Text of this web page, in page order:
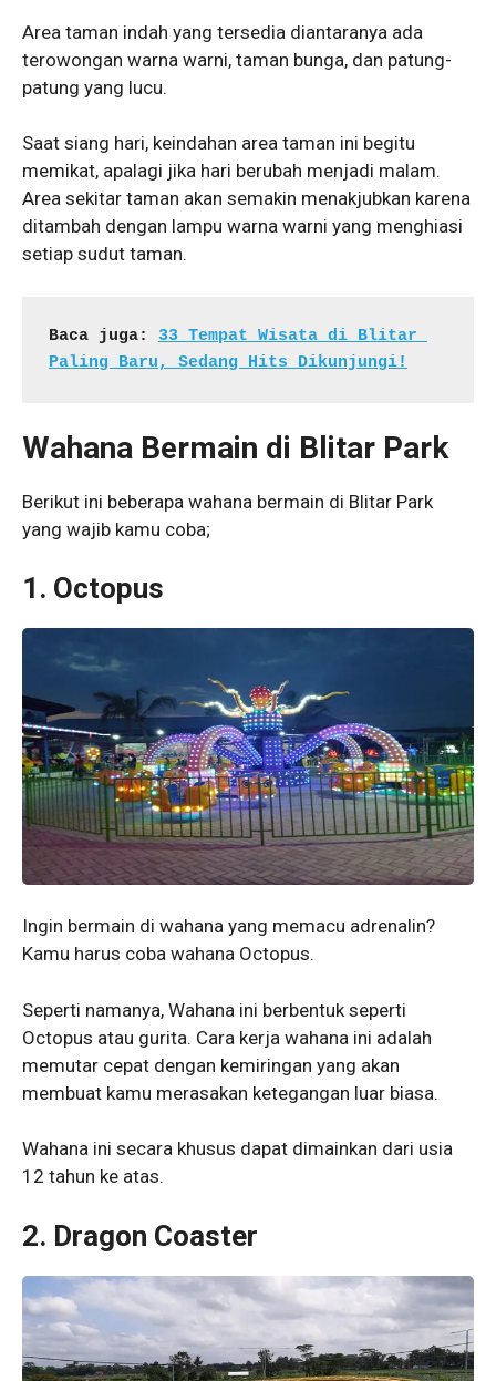
Area taman indah yang tersedia diantaranya ada
terowongan warna warni, taman bunga, dan patung-
patung yang lucu.
Saat siang hari, keindahan area taman ini begitu
memikat, apalagi jika hari berubah menjadi malam.
Area sekitar taman akan semakin menakjubkan karena
ditambah dengan lampu warna warni yang menghiasi
setiap sudut taman.
Baca juga: 33 Tempat Wisata di Blitar
Paling Baru, Sedang Hits Dikunjungi!
Wahana Bermain di Blitar Park
Berikut ini beberapa wahana bermain di Blitar Park
yang wajib kamu coba;
1. Octopus
Ingin bermain di wahana yang memacu adrenalin?
Kamu harus coba wahana Octopus.
Seperti namanya, Wahana ini berbentuk seperti
Octopus atau gurita. Cara kerja wahana ini adalah
memutar cepat dengan kemiringan yang akan
membuat kamu merasakan ketegangan luar biasa.
Wahana ini secara khusus dapat dimainkan dari usia
12 tahun ke atas.
2. Dragon Coaster